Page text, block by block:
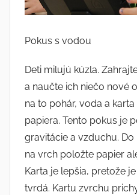
Pokus s vodou
Deti milujú kúzla.
a naučte ich niečo nové
na to pohár, voda a
papiera. Tento pokus je
gravitácie a vzduchu.
na vrch položte papier
Karta je lepšia, pretože
tvrdá. Kartu zvrchu